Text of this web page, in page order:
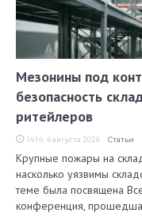
Мезонины под
безопасность
ритейлеров
14:14, 4 августа 2026 Статьи
Крупные пожары на
насколько уязвимы
теме была посвящена
конференция,